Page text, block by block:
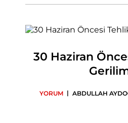
30 Haziran
YORUM | ABDULLAH